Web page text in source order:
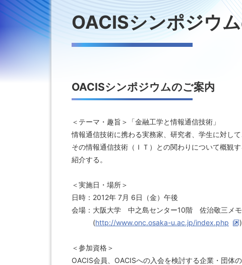
OACISシンポジウ
OACISシンポジウムのご案内
＜テーマ・趣旨＞「金融工学と情報通信技術」
情報通信技術に携わる実務家、研究者、学生に対し
その情報通信技術（ＩＴ）との関わりについて概観
紹介する。
＜実施日・場所＞
日時：2012年 7月 6日（金）午後
会場：大阪大学 中之島センター10階 佐治敬三メ
(http://www.onc.osaka-u.ac.jp/index.php )
＜参加資格＞
OACIS会員、OACISへの入会を検討する企業・団体